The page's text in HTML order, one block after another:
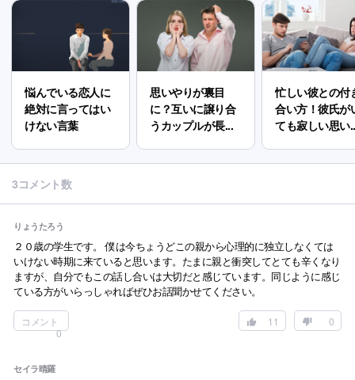
悩んでいる恋人に
絶対に言ってはい
けない言葉
思いやりが裏目
に？互いに譲り合
うカップルが長...
忙しい彼との付
合い方！彼氏が
ても寂しい思い
3コメント数
りょうたろう
２０歳の学生です。 僕は今ちょうどこの親から心理的に独立しなくては
いけない時期に来ていると思います。たまに親と衝突してとても辛くなり
ますが、自分でもこの話し合いは大切だと感じています。同じように感じ
ている方がいらっしゃればぜひお話聞かせてください。
コメント
0
0
11
セイラ晴羅